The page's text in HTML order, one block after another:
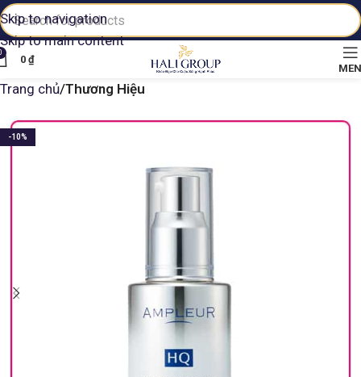
Skip to navigation
Skip to main content
0 ₫
Trang chủ Thương Hiệu
-10%